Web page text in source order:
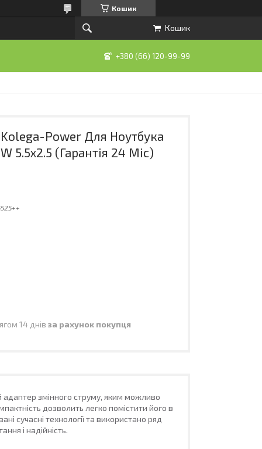
Кошик
Кошик
+380 (66) 120-99-99
Power Для Ноутбука
5.5x2.5 (Гарантія 24 Міс)
14 днів за рахунок покупця
адаптер змінного струму, яким можливо
дозволить легко помістити його в
сучасні технології та використано ряд
і надійність.